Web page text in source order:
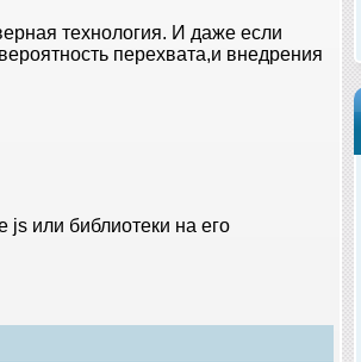
технология. И даже если
перехвата,и внедрения
js или библиотеки на его